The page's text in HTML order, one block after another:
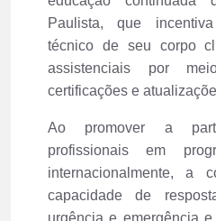
A participação no
educação continuada
Paulista, que
técnico de seu corpo
assistenciais por
certificações e
Ao promover a
profissionais em
internacionalmente, a